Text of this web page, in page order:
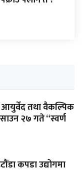
आयुर्वेद तथा वैकल्पिक
२७ गते “स्वर्ण
कपडा उद्योगमा